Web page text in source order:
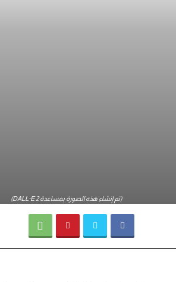
(تم إنشاء هذه الصورة بمساعدة DALL·E 2)